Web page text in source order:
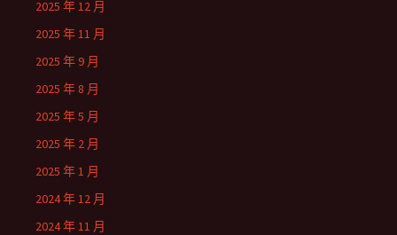
2025 年 12 月
2025 年 11 月
2025 年 9 月
2025 年 8 月
2025 年 5 月
2025 年 2 月
2025 年 1 月
2024 年 12 月
2024 年 11 月